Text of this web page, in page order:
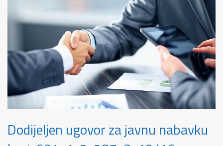
Dodijeljen ugovor za javnu nabavku